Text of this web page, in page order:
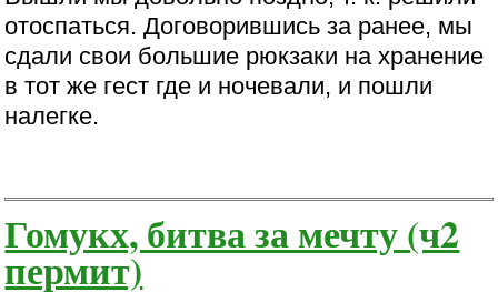
отоспаться. Договорившись за ранее, мы
сдали свои большие рюкзаки на хранение
в тот же гест где и ночевали, и пошли
налегке.
Гомукх, битва за мечту (ч2
пермит)